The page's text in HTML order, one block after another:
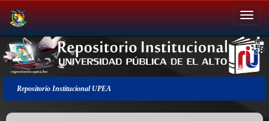
Salir
de
la
navegación
Repositorio Institucional UPEA